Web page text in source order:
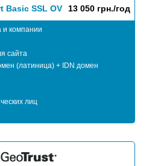
Basic SSL OV 13 050 грн./год
и компании
сайта
(латиница) + IDN домен
лиц